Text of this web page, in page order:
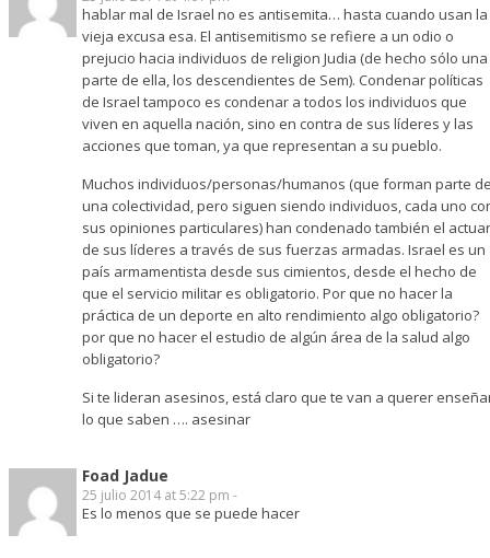
hablar mal de Israel no es antisemita… hasta cuando usan la
vieja excusa esa. El antisemitismo se refiere a un odio o
prejucio hacia individuos de religion Judia (de hecho sólo una
parte de ella, los descendientes de Sem). Condenar políticas
de Israel tampoco es condenar a todos los individuos que
viven en aquella nación, sino en contra de sus líderes y las
acciones que toman, ya que representan a su pueblo.
Muchos individuos/personas/humanos (que forman parte
una colectividad, pero siguen siendo individuos, cada uno
sus opiniones particulares) han condenado también el actuar
de sus líderes a través de sus fuerzas armadas. Israel es un
país armamentista desde sus cimientos, desde el hecho de
que el servicio militar es obligatorio. Por que no hacer la
práctica de un deporte en alto rendimiento algo obligatorio?
por que no hacer el estudio de algún área de la salud algo
obligatorio?
Si te lideran asesinos, está claro que te van a querer
lo que saben …. asesinar
Foad Jadue
25 julio 2014 at 5:22 pm -
Es lo menos que se puede hacer